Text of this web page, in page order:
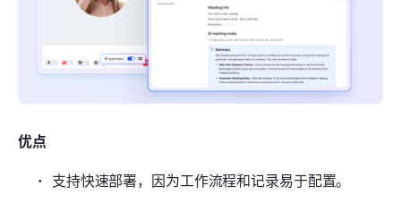
优点
支持快速部署，因为工作流程和记录易于配置。